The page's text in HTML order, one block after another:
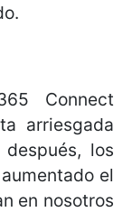
Connect
arriesgada
los
el
en nosotros